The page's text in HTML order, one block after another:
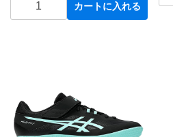
カートに入れる